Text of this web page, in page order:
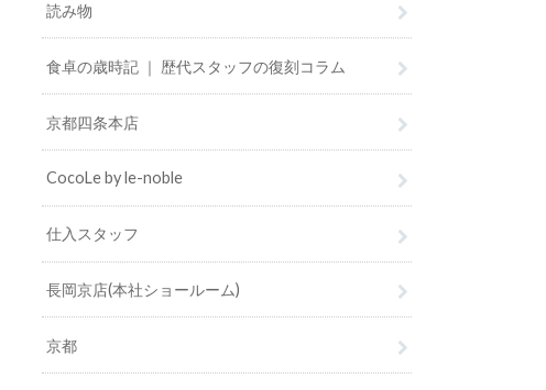
読み物
食卓の歳時記 ｜ 歴代スタッフの復刻コラム
京都四条本店
CocoLe by le-noble
仕入スタッフ
長岡京店(本社ショールーム)
京都